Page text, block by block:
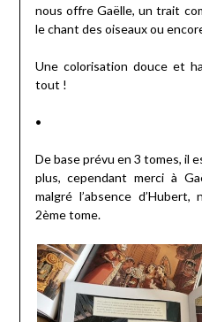
nous offre Gaëlle, un trait
le chant des oiseaux ou
Une colorisation douce et
tout !
•
De base prévu en 3 tomes, il
plus, cependant merci à
malgré l’absence
2ème tome.